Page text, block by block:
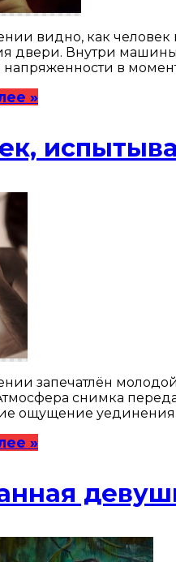
видно, как человек
двери. Внутри машины
напряженности в
»
запечатлён
снимка
ощущение уединения
»